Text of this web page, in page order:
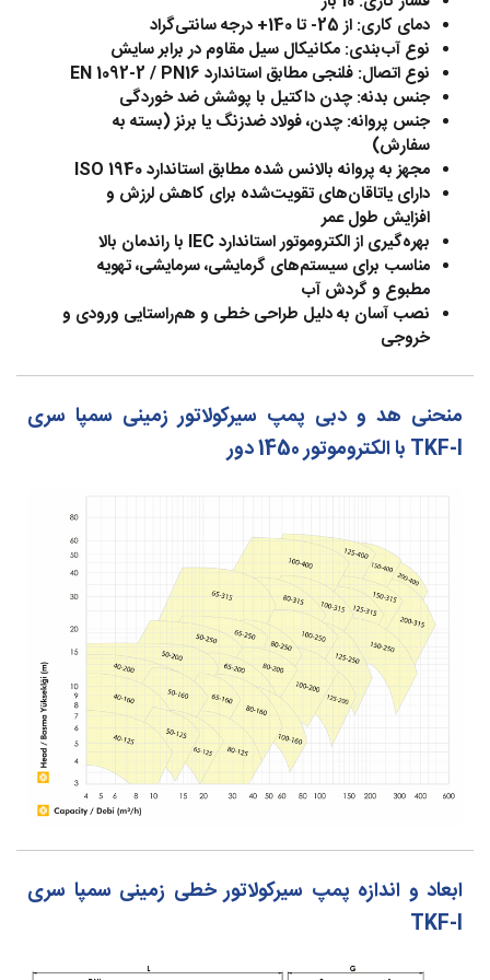
دمای کاری: از 25- تا 140+ درجه سانتی‌گراد
نوع آب‌بندی: مکانیکال سیل مقاوم در برابر سایش
نوع اتصال: فلنجی مطابق استاندارد EN 1092-2 / PN16
جنس بدنه: چدن داکتیل با پوشش ضد خوردگی
جنس پروانه: چدن، فولاد ضدزنگ یا برنز (بسته به
سفارش)
مجهز به پروانه بالانس شده مطابق استاندارد ISO 1940
دارای یاتاقان‌های تقویت‌شده برای کاهش لرزش و
افزایش طول عمر
بهره‌گیری از الکتروموتور استاندارد IEC با راندمان بالا
مناسب برای سیستم‌های گرمایشی، سرمایشی، تهویه
مطبوع و گردش آب
نصب آسان به دلیل طراحی خطی و هم‌راستایی ورودی و
خروجی
منحنی هد و دبی پمپ سیرکولاتور زمینی سمپا سری
TKF-I با الکتروموتور 1450 دور
ابعاد و اندازه پمپ سیرکولاتور خطی زمینی سمپا سری
TKF-I